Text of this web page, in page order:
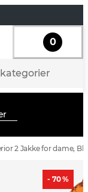
0
2 Jakke for dame,
- 70 %